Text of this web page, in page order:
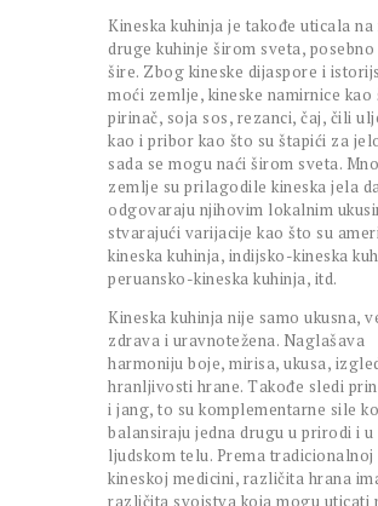
Kineska kuhinja je takođe uticala na
druge kuhinje širom sveta,
šire. Zbog kineske dijaspore i
moći zemlje, kineske namirnice kao
pirinač, soja sos, rezanci, čaj, čili
kao i pribor kao što su štapići za
sada se mogu naći širom sveta.
zemlje su prilagodile kineska jela
odgovaraju njihovim lokalnim
stvarajući varijacije kao što su
kineska kuhinja, indijsko-kineska
peruansko-kineska kuhinja, itd.
Kineska kuhinja nije samo ukusna,
zdrava i uravnotežena. Naglašava
harmoniju boje, mirisa, ukusa,
hranljivosti hrane. Takođe sledi
i jang, to su komplementarne sile
balansiraju jedna drugu u prirodi i u
ljudskom telu. Prema tradicionalnoj
kineskoj medicini, različita hrana
različita svojstva koja mogu uticati